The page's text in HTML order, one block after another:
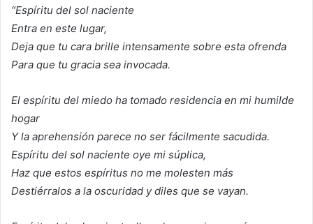
“Espíritu del sol naciente
Entra en este lugar,
Deja que tu cara brille intensamente sobre esta ofrenda
Para que tu gracia sea invocada.
El espíritu del miedo ha tomado residencia en mi humilde
hogar
Y la aprehensión parece no ser fácilmente sacudida.
Espíritu del sol naciente oye mi súplica,
Haz que estos espíritus no me molesten más
Destiérralos a la oscuridad y diles que se vayan.